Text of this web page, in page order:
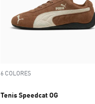
6 COLORES
Tenis Speedcat OG